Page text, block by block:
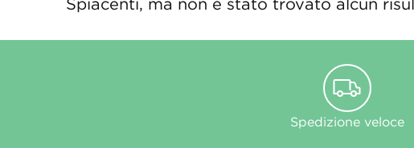
Spiacenti, ma non è stato trovato alcun
Spedizione veloce